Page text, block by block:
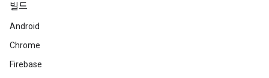
빌드
Android
Chrome
Firebase